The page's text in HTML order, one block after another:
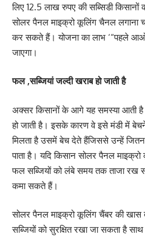
लिए 12.5 लाख रुपए की सब्सिडी किसानों
सोलर पैनल माइक्रो कूलिंग चैनल लगाना
कर सकते हैं। योजना का लाभ ‘“पहले
जाएगा।
फल ,सब्जियां जल्दी खराब हो जाती है
अक्सर किसानों के आगे यह समस्या आती है
हो जाती है। इसके कारण वे इसे मंडी में
मिलता है उसमें बेच देते हैंजिससे उन्हें जितना
पाता है। यदि किसान सोलर पैनल
फल सब्जियों को लंबे समय तक ताजा रख
कमा सकते हैं।
सोलर पैनल माइक्रो कूलिंग चैंबर की
सब्जियों को सुरक्षित रखा जा सकता है